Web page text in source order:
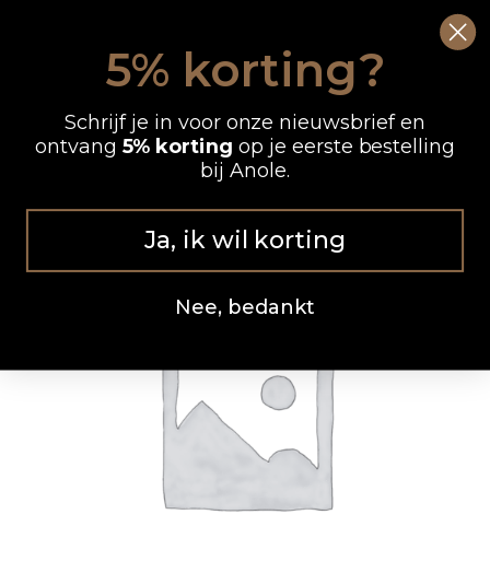
inhoud
5% korting?
Schrijf je in voor onze nieuwsbrief en
ontvang 5% korting op je eerste bestelling
bij Anole.
Ja, ik wil korting
Nee, bedankt